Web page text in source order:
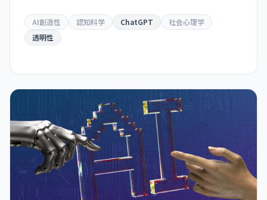
AI創造性 認知科学 ChatGPT
社会心理学
透明性